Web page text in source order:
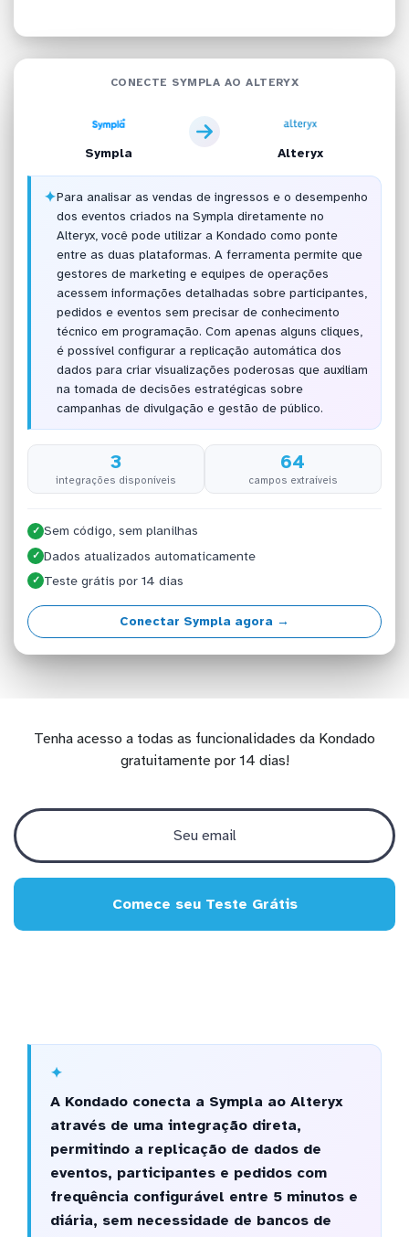
CONECTE SYMPLA AO ALTERYX
Sympla Alteryx
✦Para analisar as vendas de ingressos e o desempenho
dos eventos criados na Sympla diretamente no
Alteryx, você pode utilizar a Kondado como ponte
entre as duas plataformas. A ferramenta permite que
gestores de marketing e equipes de operações
acessem informações detalhadas sobre participantes,
pedidos e eventos sem precisar de conhecimento
técnico em programação. Com apenas alguns cliques,
é possível configurar a replicação automática dos
dados para criar visualizações poderosas que auxiliam
na tomada de decisões estratégicas sobre
campanhas de divulgação e gestão de público.
3
integrações disponíveis
64
campos extraíveis
✓ Sem código, sem planilhas
✓ Dados atualizados automaticamente
✓ Teste grátis por 14 dias
Conectar Sympla agora →
Tenha acesso a todas as funcionalidades da Kondado
gratuitamente por 14 dias!
Comece seu Teste Grátis
A Kondado conecta a Sympla ao Alteryx
através de uma integração direta,
permitindo a replicação de dados de
eventos, participantes e pedidos com
frequência configurável entre 5 minutos e
diária, sem necessidade de bancos de